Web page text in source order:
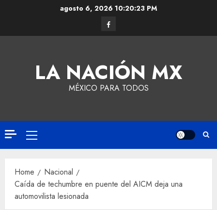
agosto 6, 2026 10:20:23 PM
LA NACIÓN MX
MÉXICO PARA TODOS
Home
Nacional
Caída de techumbre en puente del AICM deja una
automovilista lesionada